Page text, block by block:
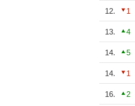
12. 1
13. 4
14. 5
14. 1
16. 2